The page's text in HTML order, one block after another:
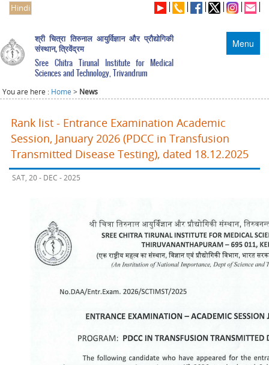
Hindi
Menu
श्री चित्रा तिरुनाल आयुर्विज्ञान और प्रौद्योगिकी
संस्थान, त्रिवेंद्रम
Sree Chitra Tirunal Institute for Medical
Sciences and Technology, Trivandrum
You are here : Home > News
Rank list - Entrance Examination Academic
Session, January 2026 (PDCC in Transfusion
Transmitted Disease Testing), dated 18.12.2025
SAT, 20 - DEC - 2025